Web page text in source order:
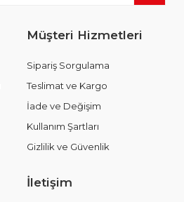
Müşteri Hizmetleri
Sipariş Sorgulama
Teslimat ve Kargo
İade ve Değişim
Kullanım Şartları
Gizlilik ve Güvenlik
İletişim